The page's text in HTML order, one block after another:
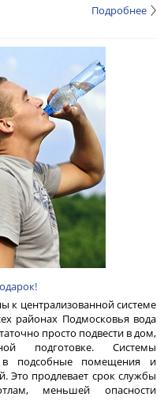
Подробнее
к централизованной системе
районах Подмосковья вода
просто подвести в дом,
подготовке. Системы
в подсобные помещения и
Это продлевает срок службы
меньшей опасности